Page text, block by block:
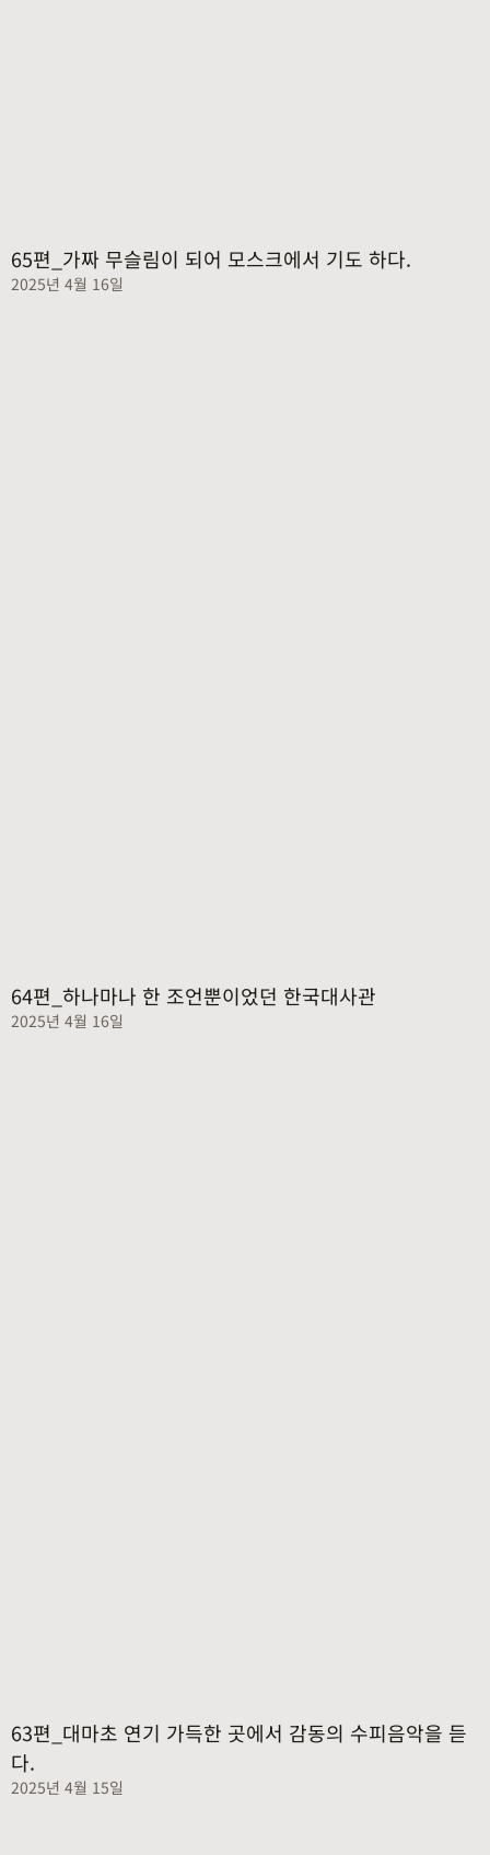
65편_가짜 무슬림이 되어 모스크에서 기도 하다.
2025년 4월 16일
64편_하나마나 한 조언뿐이었던 한국대사관
2025년 4월 16일
63편_대마초 연기 가득한 곳에서 감동의 수피음악을 듣
다.
2025년 4월 15일